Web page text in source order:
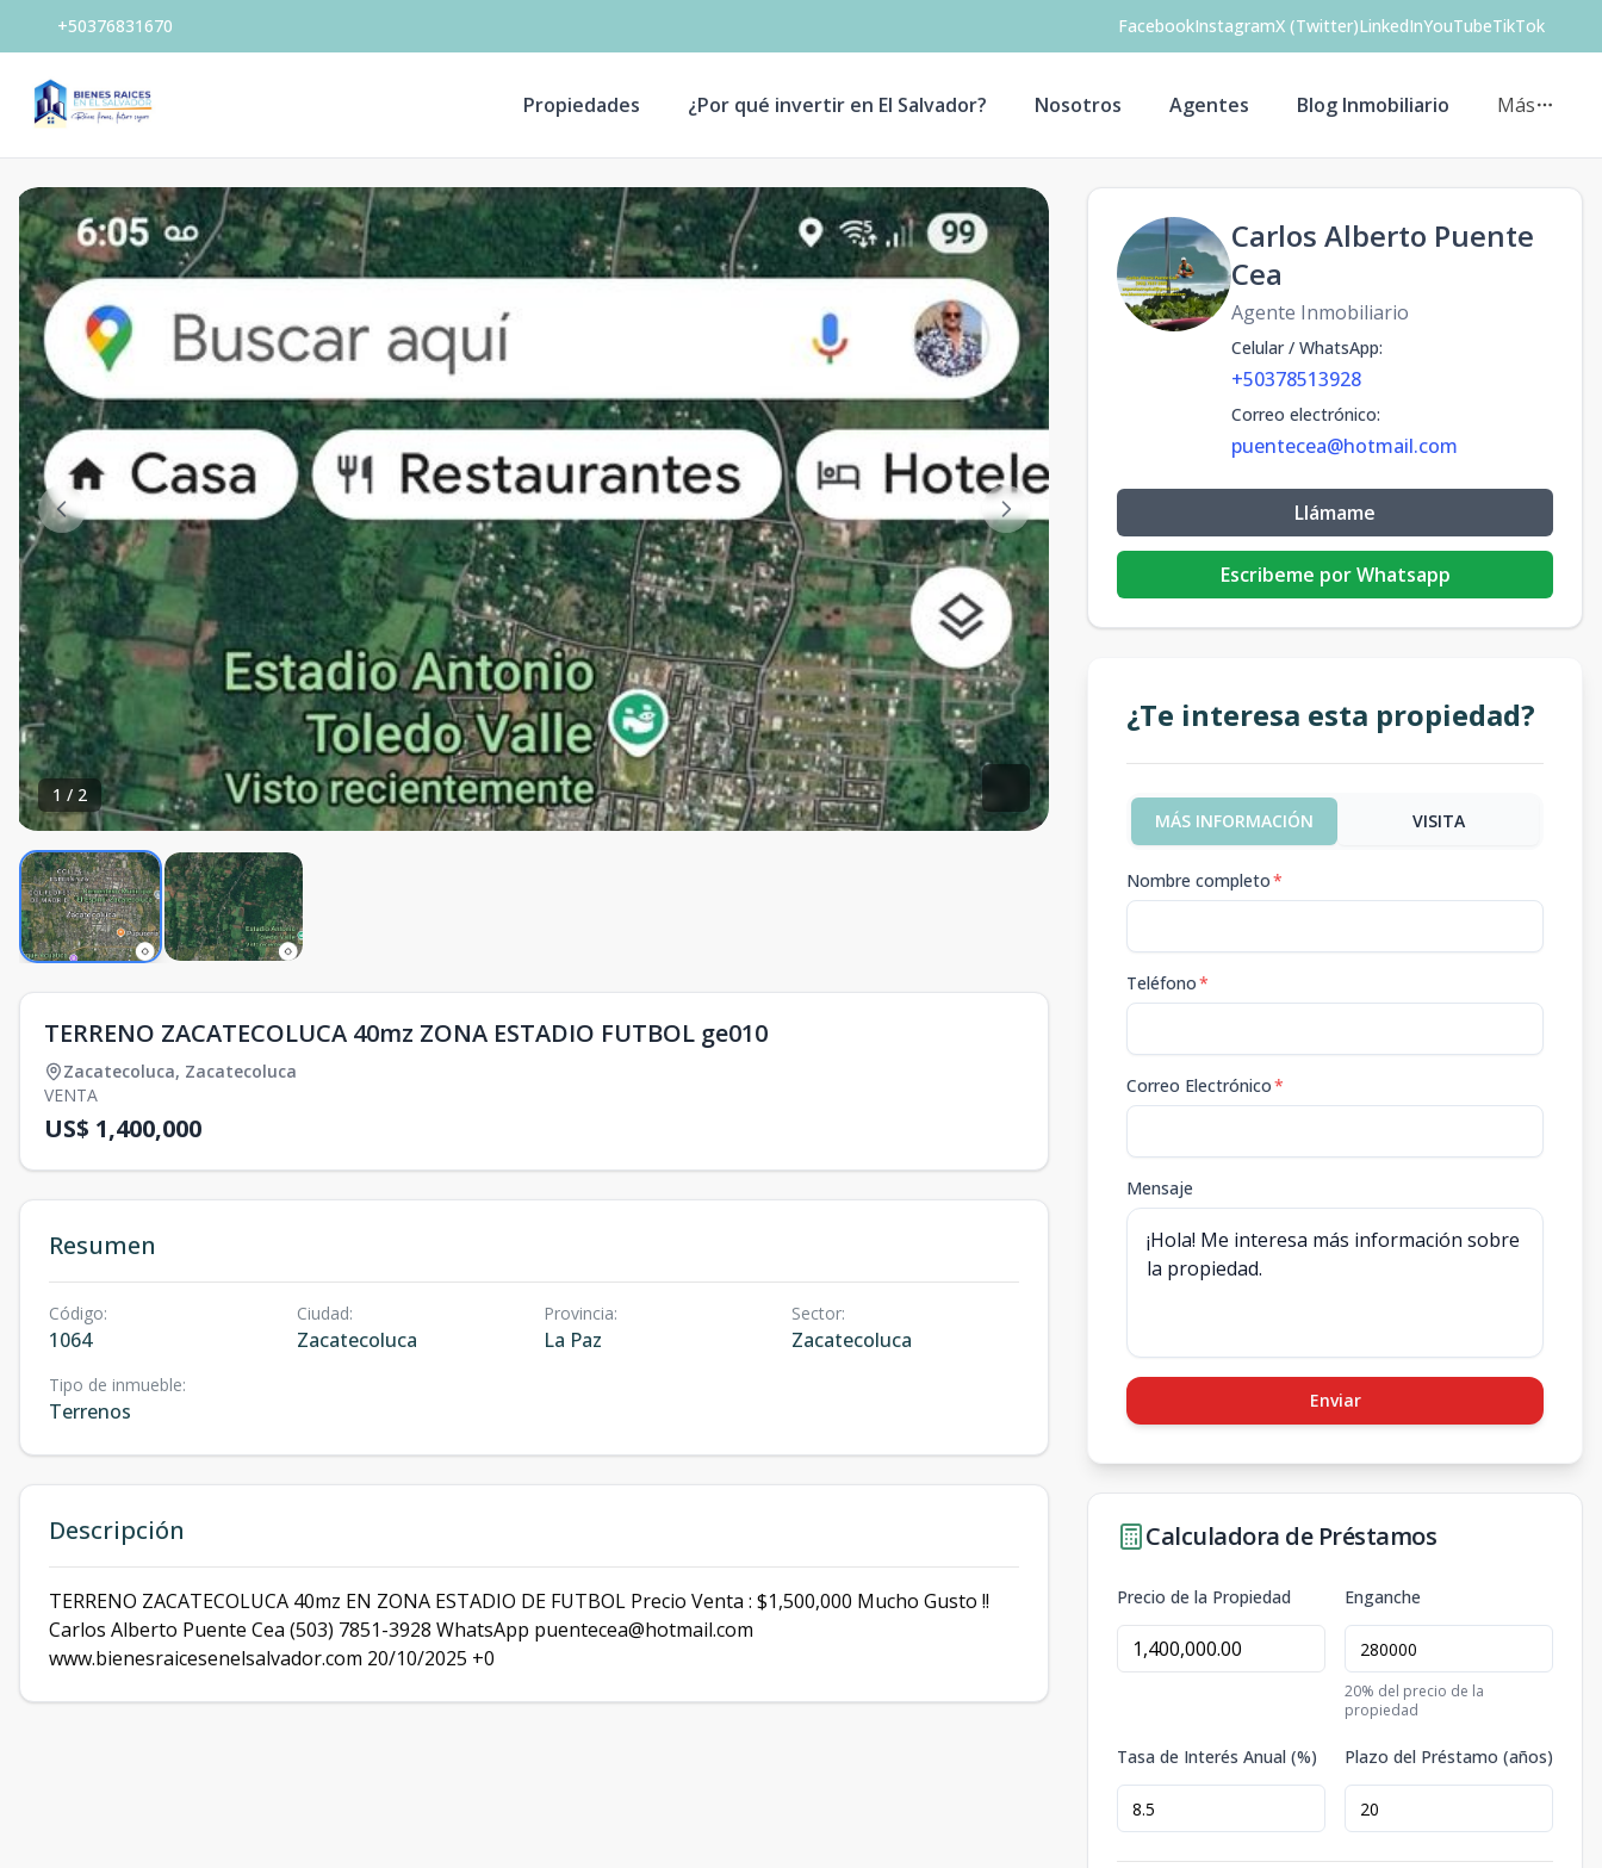
+50376831670 FacebookInstagramX (Twitter)LinkedInYouTubeTikTok
Propiedades ¿Por qué invertir en El Salvador? Nosotros Agentes Blog Inmobiliario Más
1 / 2
TERRENO ZACATECOLUCA 40mz ZONA ESTADIO FUTBOL ge010
Zacatecoluca, Zacatecoluca
VENTA
US$ 1,400,000
Resumen
Código:
1064
Ciudad:
Zacatecoluca
Provincia:
La Paz
Sector:
Zacatecoluca
Tipo de inmueble:
Terrenos
Descripción
TERRENO ZACATECOLUCA 40mz EN ZONA ESTADIO DE FUTBOL Precio Venta : $1,500,000 Mucho Gusto !!
Carlos Alberto Puente Cea (503) 7851-3928 WhatsApp puentecea@hotmail.com
www.bienesraicesenelsalvador.com 20/10/2025 +0
Carlos Alberto Puente
Cea
Agente Inmobiliario
Celular / WhatsApp:
+50378513928
Correo electrónico:
puentecea@hotmail.com
Llámame
Escribeme por Whatsapp
¿Te interesa esta propiedad?
MÁS INFORMACIÓN VISITA
Nombre completo*
Teléfono*
Correo Electrónico*
Mensaje
Enviar
Calculadora de Préstamos
Precio de la Propiedad Enganche
20% del precio de la
propiedad
Tasa de Interés Anual (%) Plazo del Préstamo (años)